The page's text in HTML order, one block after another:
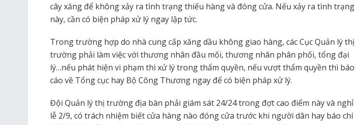
cây xăng để không xảy ra tình trạng thiếu hàng và đóng cửa. Nếu xảy ra tình trạng
này, cần có biện pháp xử lý ngay lập tức.
Trong trường hợp do nhà cung cấp xăng dầu không giao hàng, các Cục Quản lý thị
trường phải làm việc với thương nhân đầu mối, thương nhân phân phối, tổng đại
lý…nếu phát hiện vi phạm thì xử lý trong thẩm quyền, nếu vượt thẩm quyền thì báo
cáo về Tổng cục hay Bộ Công Thương ngay để có biện pháp xử lý.
Đội Quản lý thị trường địa bàn phải giám sát 24/24 trong đợt cao điểm này và nghỉ
lễ 2/9, có trách nhiệm biết cửa hàng nào đóng cửa trước khi người dân hay báo chí